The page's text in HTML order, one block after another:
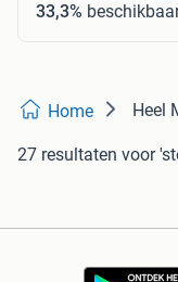
33,3%
Home Heel
27 resultaten voor